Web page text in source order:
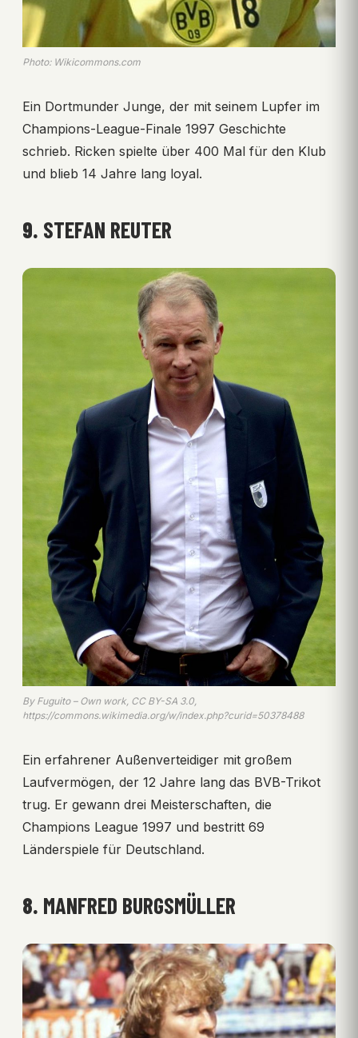
Photo: Wikicommons.com
Ein Dortmunder Junge, der mit seinem Lupfer im
Champions-League-Finale 1997 Geschichte
schrieb. Ricken spielte über 400 Mal für den Klub
und blieb 14 Jahre lang loyal.
9. STEFAN REUTER
By Fuguito – Own work, CC BY-SA 3.0,
https://commons.wikimedia.org/w/index.php?curid=50378488
Ein erfahrener Außenverteidiger mit großem
Laufvermögen, der 12 Jahre lang das BVB-Trikot
trug. Er gewann drei Meisterschaften, die
Champions League 1997 und bestritt 69
Länderspiele für Deutschland.
8. MANFRED BURGSMÜLLER